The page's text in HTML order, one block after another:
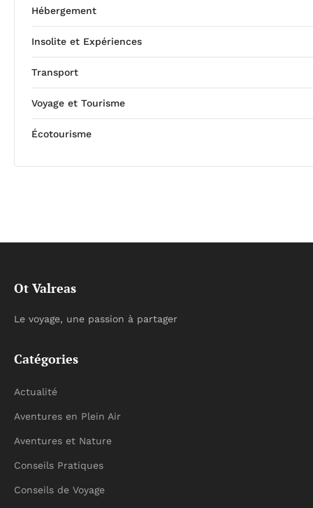
Hébergement
Insolite et Expériences
Transport
Voyage et Tourisme
Écotourisme
Ot Valreas
Le voyage, une passion à partager
Catégories
Actualité
Aventures en Plein Air
Aventures et Nature
Conseils Pratiques
Conseils de Voyage